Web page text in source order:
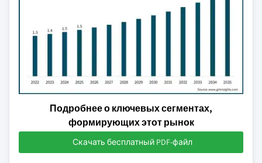
Подробнее о ключевых сегментах,
формирующих этот рынок
Скачать бесплатный PDF-файл